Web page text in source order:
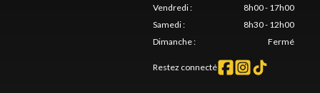
Vendredi:
8h00 - 17h00
Samedi:
8h30 - 12h00
Dimanche: Fermé
Restez connecté